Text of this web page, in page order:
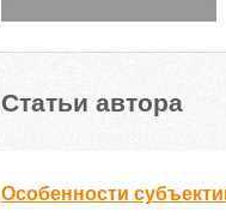
Статьи автора
Особенности